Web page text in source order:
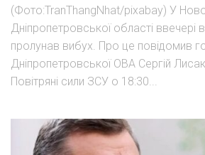
(Фото:TranThangNhat/pixabay) У
Дніпропетровської області ввечері
пролунав вибух. Про це повідомив
Дніпропетровської ОВА Сергій
Повітряні сили ЗСУ о 18:30...